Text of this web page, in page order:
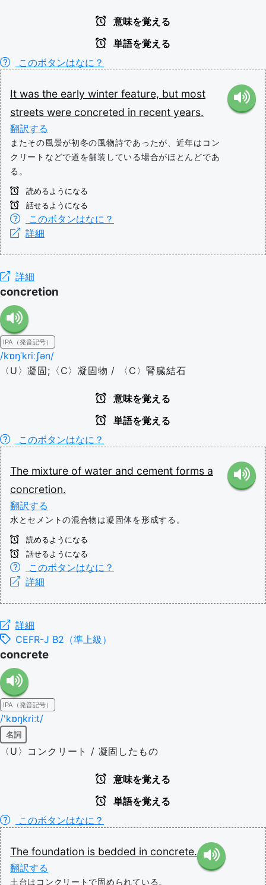
意味を覚える
単語を覚える
このボタンはなに？
It was the early winter feature, but most
streets were concreted in recent years.
翻訳する
またその風景が初冬の風物詩であったが、近年はコン
クリートなどで道を舗装している場合がほとんどであ
る。
読めるようになる
話せるようになる
このボタンはなに？
詳細
詳細
concretion
IPA（発音記号）
/kɒŋˈkriːʃən/
〈U〉凝固;〈C〉凝固物 / 〈C〉腎臓結石
意味を覚える
単語を覚える
このボタンはなに？
The mixture of water and cement forms a
concretion.
翻訳する
水とセメントの混合物は凝固体を形成する。
読めるようになる
話せるようになる
このボタンはなに？
詳細
詳細
CEFR-J B2（準上級）
concrete
IPA（発音記号）
/'kɒŋkriːt/
名詞
〈U〉コンクリート / 凝固したもの
意味を覚える
単語を覚える
このボタンはなに？
The foundation is bedded in concrete.
翻訳する
土台はコンクリートで固められている。